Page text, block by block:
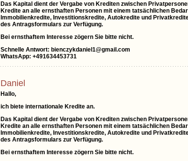
Das Kapital dient der Vergabe von Krediten zwischen
Kredite an alle ernsthaften Personen mit einem tatsächlichen
Immobilienkredite, Investitionskredite, Autokredite und
des Antragsformulars zur Verfügung.
Bei ernsthaftem Interesse zögern Sie bitte nicht.
Schnelle Antwort: bienczykdaniel1@gmail.com
WhatsApp: +491634453731
Daniel
Hallo,
ich biete internationale Kredite an.
Das Kapital dient der Vergabe von Krediten zwischen
Kredite an alle ernsthaften Personen mit einem tatsächlichen
Immobilienkredite, Investitionskredite, Autokredite und
des Antragsformulars zur Verfügung.
Bei ernsthaftem Interesse zögern Sie bitte nicht.